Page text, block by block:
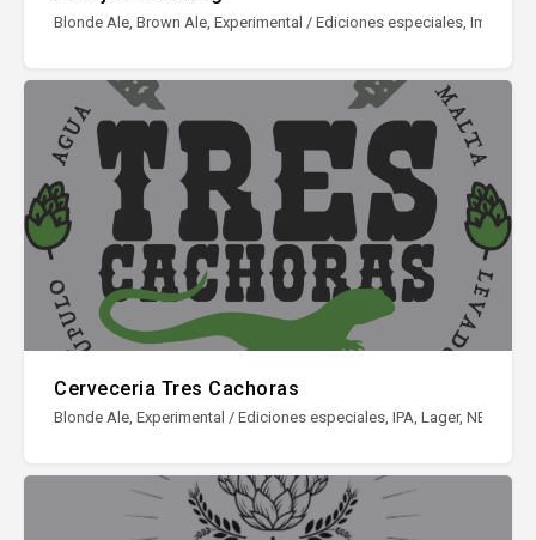
Blonde Ale, Brown Ale, Experimental / Ediciones especiales, Imperial
Cerveceria Tres Cachoras
Blonde Ale, Experimental / Ediciones especiales, IPA, Lager, NEIPA /